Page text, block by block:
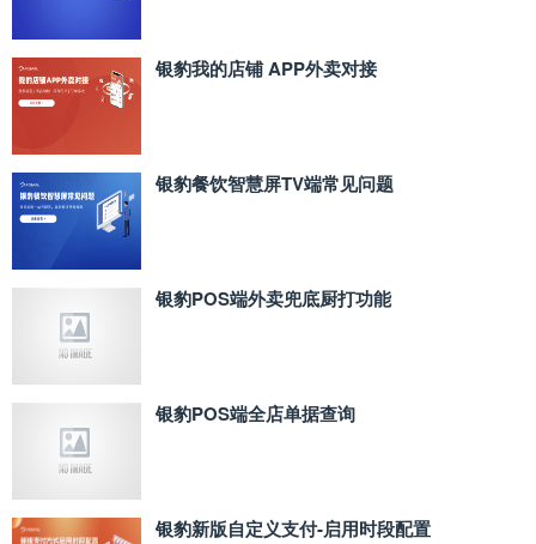
银豹我的店铺 APP外卖对接
银豹餐饮智慧屏TV端常见问题
银豹POS端外卖兜底厨打功能
银豹POS端全店单据查询
银豹新版自定义支付‑启用时段配置